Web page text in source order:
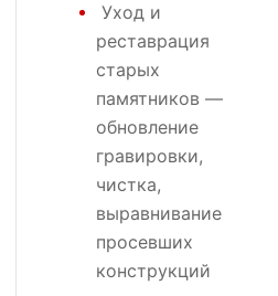
Уход и
реставрация
старых
памятников —
обновление
гравировки,
чистка,
выравнивание
просевших
конструкций